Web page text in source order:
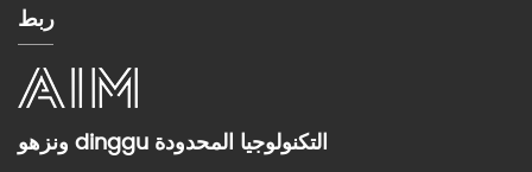
ربط
ونزهو dinggu التكنولوجيا المحدودة